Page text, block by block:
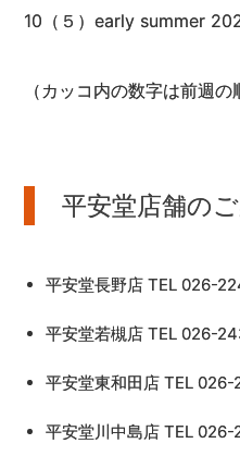
10（５）early summer
（カッコ内の数字は前週の
平安堂店舗の
平安堂長野店 TEL 026-
平安堂若槻店 TEL 026-
平安堂東和田店 TEL
平安堂川中島店 TEL